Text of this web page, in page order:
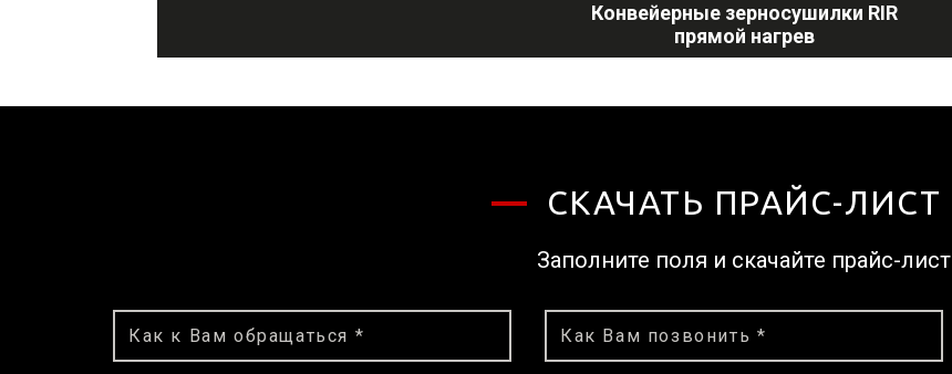
Конвейерные зерносушилки RIR
прямой нагрев
СКАЧАТЬ ПРАЙС-ЛИСТ
Заполните поля и скачайте прайс-лист